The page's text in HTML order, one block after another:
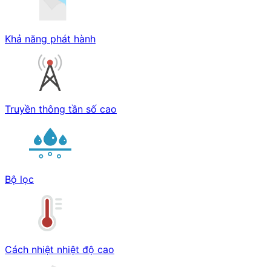
Khả năng phát hành
Truyền thông tần số cao
Bộ lọc
Cách nhiệt nhiệt độ cao